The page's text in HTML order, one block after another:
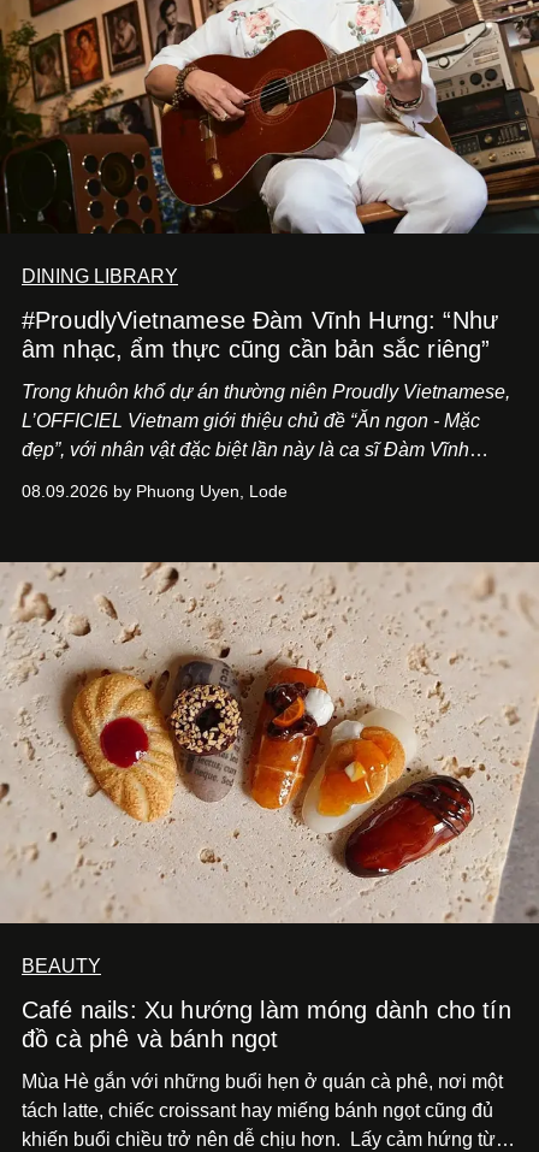
DINING LIBRARY
#ProudlyVietnamese Đàm Vĩnh Hưng: “Như
âm nhạc, ẩm thực cũng cần bản sắc riêng”
Trong khuôn khổ dự án thường niên Proudly Vietnamese,
L’OFFICIEL Vietnam giới thiệu chủ đề “Ăn ngon - Mặc
đẹp”, với nhân vật đặc biệt lần này là ca sĩ Đàm Vĩnh
Cà Phê Cà Pháo mang dấu ấn Indochine hoài niệm, thu
08.09.2026 by Phuong Uyen, Lode
BEAUTY
Café nails: Xu hướng làm móng dành cho tín
đồ cà phê và bánh ngọt
Mùa Hè gắn với những buổi hẹn ở quán cà phê, nơi một
tách latte, chiếc croissant hay miếng bánh ngọt cũng đủ
khiến buổi chiều trở nên dễ chịu hơn.
Lấy cảm hứng từ